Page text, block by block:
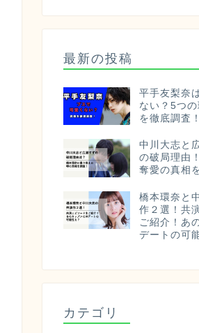
最新の投稿
平手友梨奈
ない？5つ
を徹底調査！
中川大志と
の破局理由
奪愛の真相
橋本環奈と
作２選！共
ご紹介！あ
デートの可
カテゴリ